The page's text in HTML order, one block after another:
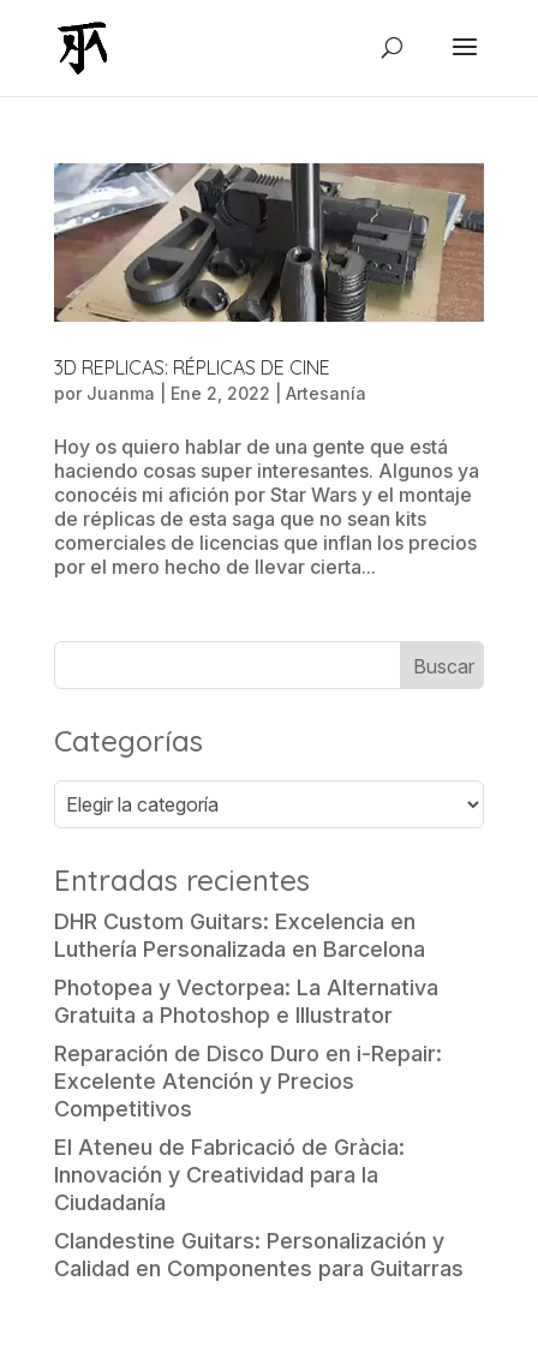
3D REPLICAS: RÉPLICAS DE CINE
por Juanma Ene 2, 2022 Artesanía
Hoy os quiero hablar de una gente que está
haciendo cosas super interesantes. Algunos ya
conocéis mi afición por Star Wars y el montaje
de réplicas de esta saga que no sean kits
comerciales de licencias que inflan los precios
por el mero hecho de llevar cierta...
Categorías
Categorías
Entradas recientes
DHR Custom Guitars: Excelencia en
Luthería Personalizada en Barcelona
Photopea y Vectorpea: La Alternativa
Gratuita a Photoshop e Illustrator
Reparación de Disco Duro en i-Repair:
Excelente Atención y Precios
Competitivos
El Ateneu de Fabricació de Gràcia:
Innovación y Creatividad para la
Ciudadanía
Clandestine Guitars: Personalización y
Calidad en Componentes para Guitarras